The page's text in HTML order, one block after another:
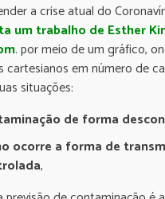
a crise atual do
um trabalho de Esther
. por meio de um gráfico,
cartesianos em número de
situações:
de forma
ocorre a forma de
,